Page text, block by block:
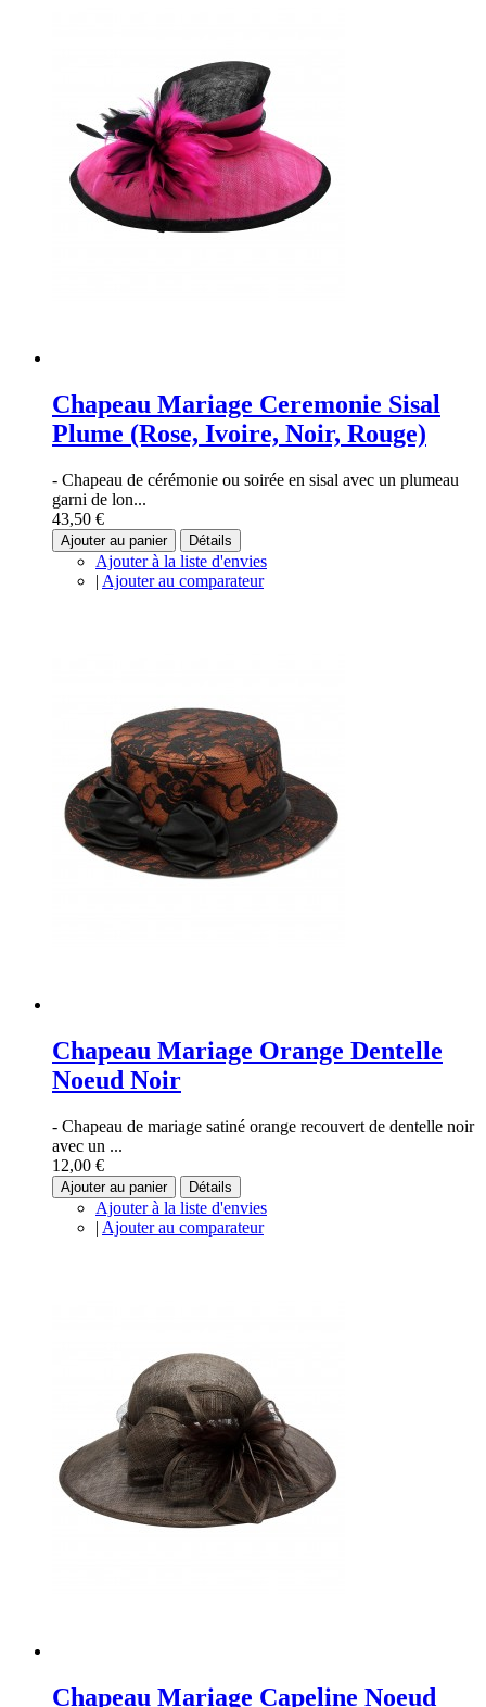
Chapeau Mariage Ceremonie Sisal
Plume (Rose, Ivoire, Noir, Rouge)
- Chapeau de cérémonie ou soirée en sisal avec un plumeau
garni de lon...
43,50 €
Ajouter au panier Détails
Ajouter à la liste d'envies
| Ajouter au comparateur
Chapeau Mariage Orange Dentelle
Noeud Noir
- Chapeau de mariage satiné orange recouvert de dentelle noir
avec un ...
12,00 €
Ajouter au panier Détails
Ajouter à la liste d'envies
| Ajouter au comparateur
Chapeau Mariage Capeline Noeud